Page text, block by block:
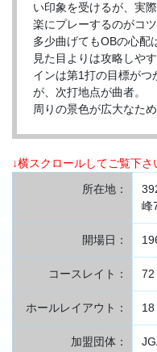
い印象を受けるが、実
楽にプレーするのがコツ
多少曲げてもOBの心配
見た目よりは攻略しやす
インは第1打の目標が
が、次打地点が曲者。
周りの景色が広大なた
↓横スクロールしてご覧下さ
所在地：
峰
開場日：
コースレイト： 72
ホールレイアウト：
加盟団体：